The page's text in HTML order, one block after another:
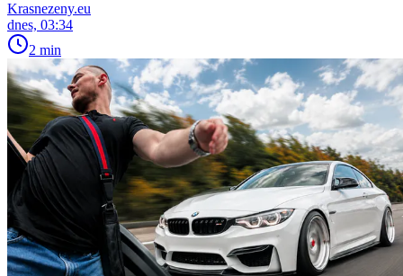
Krasnezeny.eu
dnes, 03:34
2 min